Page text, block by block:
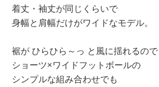
着丈・袖丈が同じくらいで
身幅と肩幅だけがワイドなモデル。
裾が ひらひら～っ と風に揺れるので
ショーツ×ワイドフットボールの
シンプルな組み合わせでも